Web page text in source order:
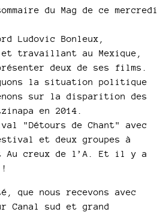
du Mag de ce mercredi
Ludovic Bonleux,
travaillant au Mexique,
deux de ses films.
la situation politique
sur la disparition des
en 2014.
"Détours de Chant" avec
et deux groupes à
Au creux de l’A. Et il y a
que nous recevons avec
Canal sud et grand